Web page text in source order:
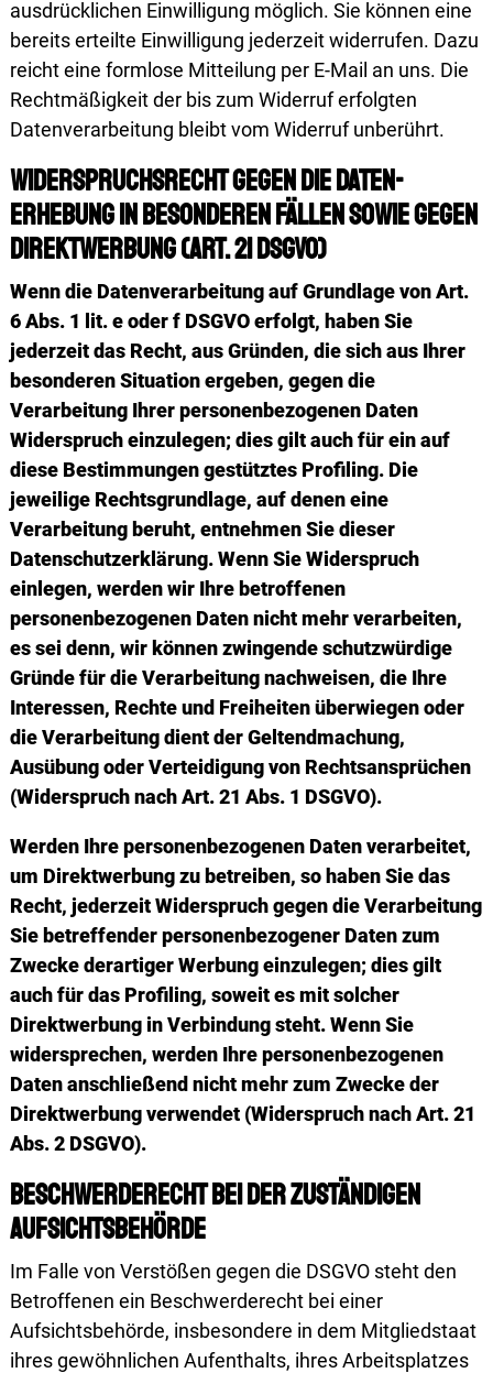
ausdrücklichen Einwilligung möglich. Sie können eine
bereits erteilte Einwilligung jederzeit widerrufen. Dazu
reicht eine formlose Mitteilung per E-Mail an uns. Die
Rechtmäßigkeit der bis zum Widerruf erfolgten
Datenverarbeitung bleibt vom Widerruf unberührt.
Wider­spruchs­recht gegen die Daten­
erhebung in besonderen Fällen sowie gegen
Direktwerbung (Art. 21 DSGVO)
Wenn die Datenverarbeitung auf Grundlage von Art.
6 Abs. 1 lit. e oder f DSGVO erfolgt, haben Sie
jederzeit das Recht, aus Gründen, die sich aus Ihrer
besonderen Situation ergeben, gegen die
Verarbeitung Ihrer personenbezogenen Daten
Widerspruch einzulegen; dies gilt auch für ein auf
diese Bestimmungen gestütztes Profiling. Die
jeweilige Rechtsgrundlage, auf denen eine
Verarbeitung beruht, entnehmen Sie dieser
Datenschutzerklärung. Wenn Sie Widerspruch
einlegen, werden wir Ihre betroffenen
personenbezogenen Daten nicht mehr verarbeiten,
es sei denn, wir können zwingende schutzwürdige
Gründe für die Verarbeitung nachweisen, die Ihre
Interessen, Rechte und Freiheiten überwiegen oder
die Verarbeitung dient der Geltendmachung,
Ausübung oder Verteidigung von Rechtsansprüchen
(Widerspruch nach Art. 21 Abs. 1 DSGVO).
Werden Ihre personenbezogenen Daten verarbeitet,
um Direktwerbung zu betreiben, so haben Sie das
Recht, jederzeit Widerspruch gegen die Verarbeitung
Sie betreffender personenbezogener Daten zum
Zwecke derartiger Werbung einzulegen; dies gilt
auch für das Profiling, soweit es mit solcher
Direktwerbung in Verbindung steht. Wenn Sie
widersprechen, werden Ihre personenbezogenen
Daten anschließend nicht mehr zum Zwecke der
Direktwerbung verwendet (Widerspruch nach Art. 21
Abs. 2 DSGVO).
Beschwerde­recht bei der zuständigen
Aufsichts­behörde
Im Falle von Verstößen gegen die DSGVO steht den
Betroffenen ein Beschwerderecht bei einer
Aufsichtsbehörde, insbesondere in dem Mitgliedstaat
ihres gewöhnlichen Aufenthalts, ihres Arbeitsplatzes